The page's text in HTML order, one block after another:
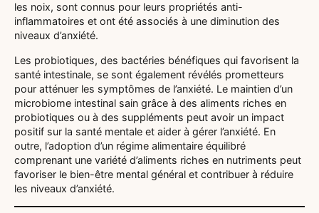
les noix, sont connus pour leurs propriétés anti-
inflammatoires et ont été associés à une diminution des
niveaux d’anxiété.
Les probiotiques, des bactéries bénéfiques qui favorisent la
santé intestinale, se sont également révélés prometteurs
pour atténuer les symptômes de l’anxiété. Le maintien d’un
microbiome intestinal sain grâce à des aliments riches en
probiotiques ou à des suppléments peut avoir un impact
positif sur la santé mentale et aider à gérer l’anxiété. En
outre, l’adoption d’un régime alimentaire équilibré
comprenant une variété d’aliments riches en nutriments peut
favoriser le bien-être mental général et contribuer à réduire
les niveaux d’anxiété.